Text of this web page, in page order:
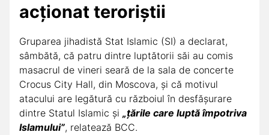
acționat teroriștii
Gruparea jihadistă Stat Islamic (SI) a declarat,
sâmbătă, că patru dintre luptătorii săi au comis
masacrul de vineri seară de la sala de concerte
Crocus City Hall, din Moscova, și că motivul
atacului are legătură cu războiul în desfășurare
dintre Statul Islamic și „ţările care luptă împotriva
Islamului”, relatează BCC.